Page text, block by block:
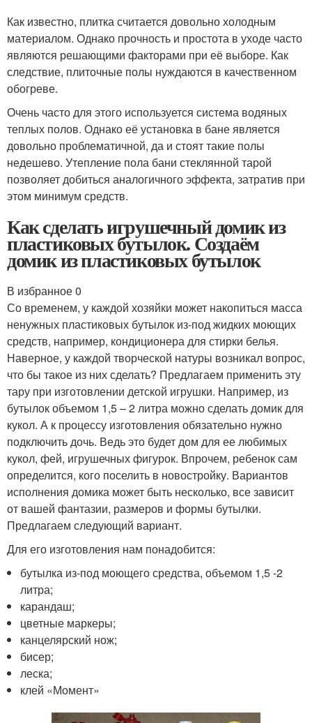
Как известно, плитка считается довольно холодным
материалом. Однако прочность и простота в уходе часто
являются решающими факторами при её выборе. Как
следствие, плиточные полы нуждаются в качественном
обогреве.
Очень часто для этого используется система водяных
теплых полов. Однако её установка в бане является
довольно проблематичной, да и стоят такие полы
недешево. Утепление пола бани стеклянной тарой
позволяет добиться аналогичного эффекта, затратив при
этом минимум средств.
Как сделать игрушечный домик из
пластиковых бутылок. Создаём
домик из пластиковых бутылок
В избранное 0
Со временем, у каждой хозяйки может накопиться масса
ненужных пластиковых бутылок из-под жидких моющих
средств, например, кондиционера для стирки белья.
Наверное, у каждой творческой натуры возникал вопрос,
что бы такое из них сделать? Предлагаем применить эту
тару при изготовлении детской игрушки. Например, из
бутылок объемом 1,5 – 2 литра можно сделать домик для
кукол. А к процессу изготовления обязательно нужно
подключить дочь. Ведь это будет дом для ее любимых
кукол, фей, игрушечных фигурок. Впрочем, ребенок сам
определится, кого поселить в новостройку. Вариантов
исполнения домика может быть несколько, все зависит
от вашей фантазии, размеров и формы бутылки.
Предлагаем следующий вариант.
Для его изготовления нам понадобится:
бутылка из-под моющего средства, объемом 1,5 -2
литра;
карандаш;
цветные маркеры;
канцелярский нож;
бисер;
леска;
клей «Момент»